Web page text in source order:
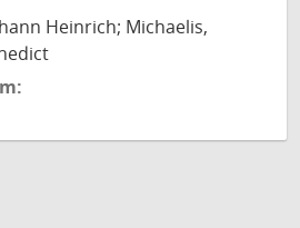
Heinrich; Michaelis,